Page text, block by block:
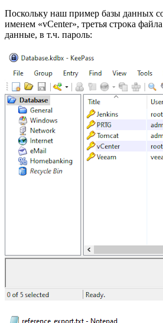
Поскольку наш пример базы данных
именем «vCenter», третья строка
данные, в т.ч. пароль: